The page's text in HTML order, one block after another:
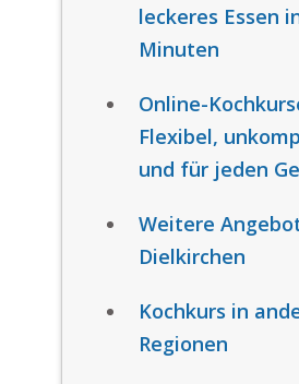
leckeres Essen
Minuten
Online-
Flexibel,
und für jeden
Weitere
Dielkirchen
Kochkurs in
Regionen